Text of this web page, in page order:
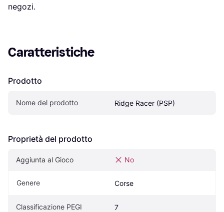
negozi.
Caratteristiche
Prodotto
Nome del prodotto Ridge Racer (PSP)
Proprietà del prodotto
Aggiunta al Gioco No
Genere Corse
Classificazione PEGI 7